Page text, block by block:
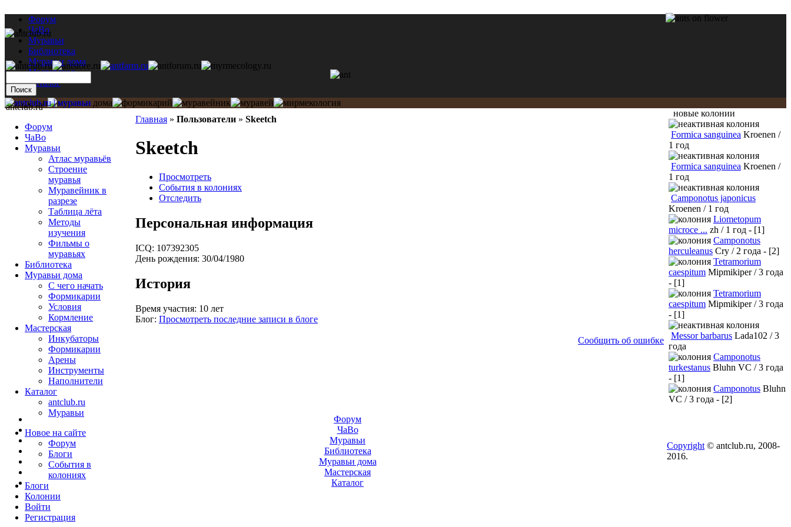
Форум
ЧаВо
Муравьи
Библиотека
Муравьи дома
Мастерская
Каталог
Главная » Пользователи » Skeetch
Skeetch
Просмотреть
События в колониях
Отследить
Персональная информация
ICQ: 107392305
День рождения: 30/04/1980
История
Время участия: 10 лет
Блог: Просмотреть последние записи в блоге
Сообщить об ошибке
antclub.ru
Форум
ЧаВо
Муравьи
Атлас муравьёв
Строение
муравья
Муравейник в
разрезе
Таблица лёта
Методы
изучения
Фильмы о
муравьях
Библиотека
Муравьи дома
С чего начать
Формикарии
Условия
Кормление
Мастерская
Инкубаторы
Формикарии
Арены
Инструменты
Наполнители
Каталог
antclub.ru
Муравьи
Новое на сайте
Форум
Блоги
События в
колониях
Блоги
Колонии
Войти
Peгиcтpaция
новые колонии
Formica sanguinea Kroenen /
1 год
Formica sanguinea Kroenen /
1 год
Camponotus japonicus
Kroenen / 1 год
Liometopum
microce ... zh / 1 год - [1]
Camponotus
herculeanus Cry / 2 года - [2]
Tetramorium
caespitum Mipmikiper / 3 года
- [1]
Tetramorium
caespitum Mipmikiper / 3 года
- [1]
Messor barbarus Lada102 / 3
года
Camponotus
turkestanus Bluhn VC / 3 года
- [1]
Camponotus Bluhn
VC / 3 года - [2]
Форум
ЧаВо
Муравьи
Библиотека
Муравьи дома
Мастерская
Каталог
Copyright © antclub.ru, 2008-
2016.